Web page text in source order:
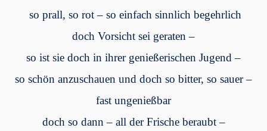
so prall, so rot – so einfach sinnlich begehrlich
doch Vorsicht sei geraten –
so ist sie doch in ihrer genießerischen Jugend –
so schön anzuschauen und doch so bitter, so sauer –
fast ungenießbar
doch so dann – all der Frische beraubt –